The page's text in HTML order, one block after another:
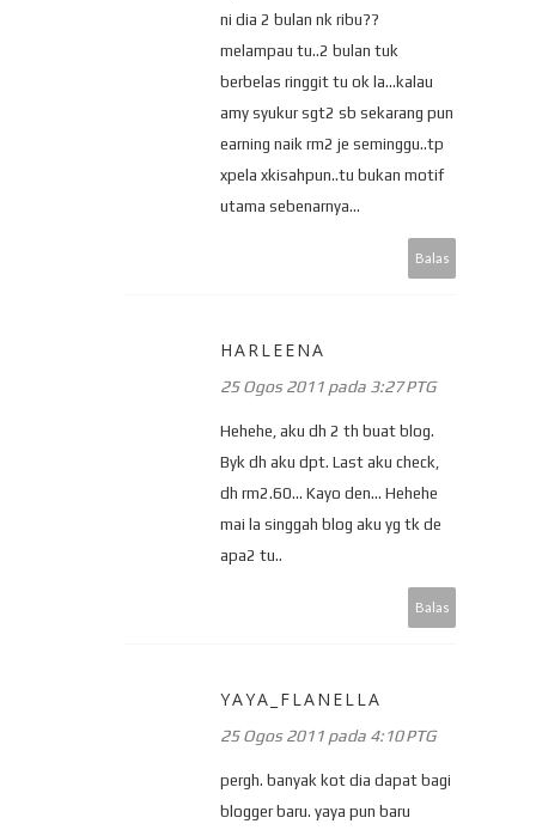
ni dia 2 bulan nk ribu??
melampau tu..2 bulan tuk
berbelas ringgit tu ok la...kalau
amy syukur sgt2 sb sekarang pun
earning naik rm2 je seminggu..tp
xpela xkisahpun..tu bukan motif
utama sebenarnya...
Balas
HARLEENA
25 Ogos 2011 pada 3:27 PTG
Hehehe, aku dh 2 th buat blog.
Byk dh aku dpt. Last aku check,
dh rm2.60... Kayo den... Hehehe
mai la singgah blog aku yg tk de
apa2 tu..
Balas
YAYA_FLANELLA
25 Ogos 2011 pada 4:10 PTG
pergh. banyak kot dia dapat bagi
blogger baru. yaya pun baru